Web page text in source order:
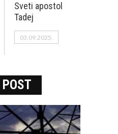
Sveti apostol
Tadej
03.09.2025.
POST